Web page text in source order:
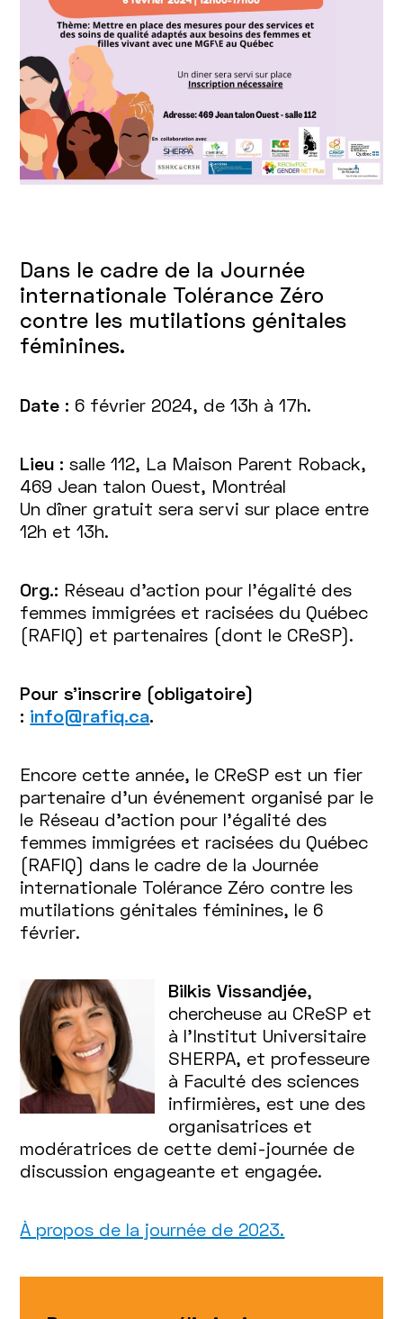
Dans le cadre de la Journée
internationale Tolérance Zéro
contre les mutilations génitales
féminines.
Date : 6 février 2024, de 13h à 17h.
Lieu : salle 112, La Maison Parent Roback,
469 Jean talon Ouest, Montréal
Un dîner gratuit sera servi sur place entre
12h et 13h.
Org.: Réseau d'action pour l'égalité des
femmes immigrées et racisées du Québec
(RAFIQ) et partenaires (dont le CReSP).
Pour s'inscrire (obligatoire)
: info@rafiq.ca.
Encore cette année, le CReSP est un fier
partenaire d’un événement organisé par le
le Réseau d'action pour l'égalité des
femmes immigrées et racisées du Québec
(RAFIQ) dans le cadre de la Journée
internationale Tolérance Zéro contre les
mutilations génitales féminines, le 6
février.
Bilkis Vissandjée,
chercheuse au CReSP et
à l'Institut Universitaire
SHERPA, et professeure
à Faculté des sciences
infirmières, est une des
organisatrices et
modératrices de cette demi-journée de
discussion engageante et engagée.
À propos de la journée de 2023.